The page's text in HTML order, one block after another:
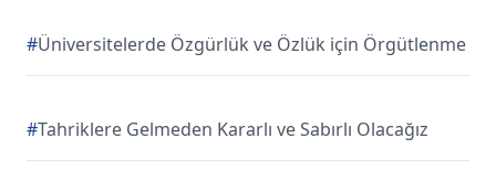
#Üniversitelerde Özgürlük ve Özlük için Örgütlenme
#Tahriklere Gelmeden Kararlı ve Sabırlı Olacağız